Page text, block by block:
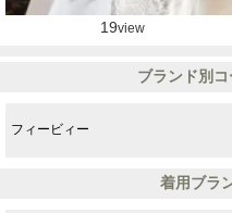
19view
ブランド別
フィービィー
着用ブラ